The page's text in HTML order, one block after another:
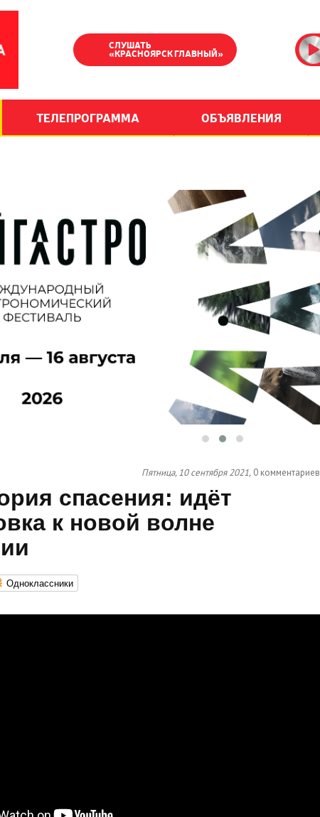
СЛУШАТЬ
«КРАСНОЯРСК ГЛАВНЫЙ»
ТЕЛЕПРОГРАММА ОБЪЯВЛЕНИЯ
Пятница, 10 сентября 2021, 0 комментариев
спасения: идёт
к новой волне
Одноклассники